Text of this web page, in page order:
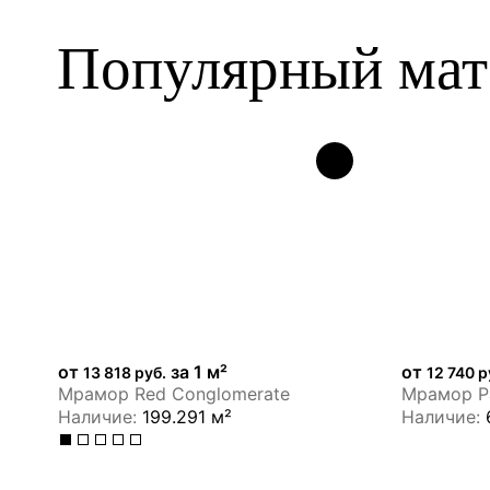
Популярный
от 13 818 руб. за 1 м²
Мрамор Red Conglomerate
Наличие: 199.291 м²
от 12 740
Мрамор
Наличие: